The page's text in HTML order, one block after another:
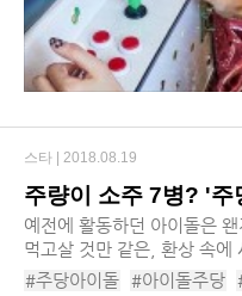
주량이 소주 7병? '
예전에 활동하던 아이돌은
먹고살 것만 같은, 환상 속에
다. 하지만 세상이 바뀌어도
#주당아이돌 #아이돌주당
스타 | 2018.08.19